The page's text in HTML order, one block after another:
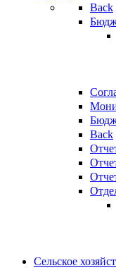
Back
Back
Сельское